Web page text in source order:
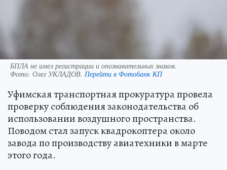
БПЛА не имел регистрации и опознавательных знаков.
Фото: Олег УКЛАДОВ. Перейти в Фотобанк КП
Уфимская транспортная прокуратура провела
проверку соблюдения законодательства об
использовании воздушного пространства.
Поводом стал запуск квадрокоптера около
завода по производству авиатехники в марте
этого года.